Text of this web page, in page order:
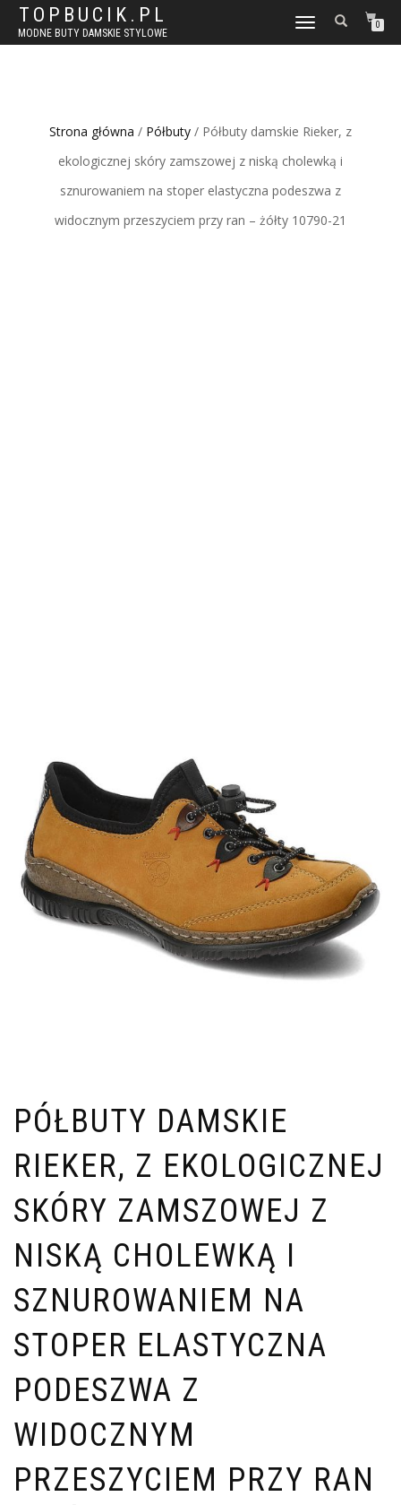
TOPBUCIK.PL
MODNE BUTY DAMSKIE STYLOWE
WŁĄCZ
NAWIGACJĘ
0
Strona główna / Półbuty / Półbuty damskie Rieker, z
ekologicznej skóry zamszowej z niską cholewką i
sznurowaniem na stoper elastyczna podeszwa z
widocznym przeszyciem przy ran – żółty 10790-21
PÓŁBUTY DAMSKIE
RIEKER, Z EKOLOGICZNEJ
SKÓRY ZAMSZOWEJ Z
NISKĄ CHOLEWKĄ I
SZNUROWANIEM NA
STOPER ELASTYCZNA
PODESZWA Z
WIDOCZNYM
PRZESZYCIEM PRZY RAN